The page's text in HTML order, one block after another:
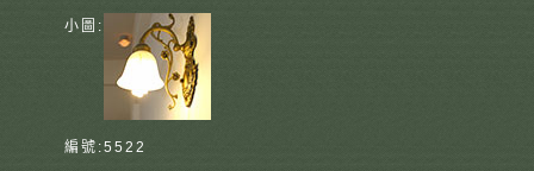
小圖:
編號:5522